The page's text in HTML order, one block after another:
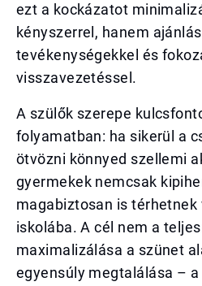
ezt a kockázatot
kényszerrel, hanem
tevékenységekkel és
visszavezetéssel.
A szülők szerepe
folyamatban: ha sikerül a
ötvözni könnyed szellemi
gyermekek nemcsak
magabiztosan is térhetnek
iskolába. A cél nem a
maximalizálása a szünet
egyensúly megtalálása –